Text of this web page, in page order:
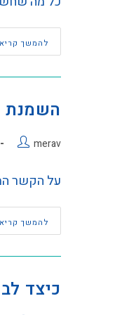
להמשך
השמנת
merav
על הקשר
להמשך
כיצד